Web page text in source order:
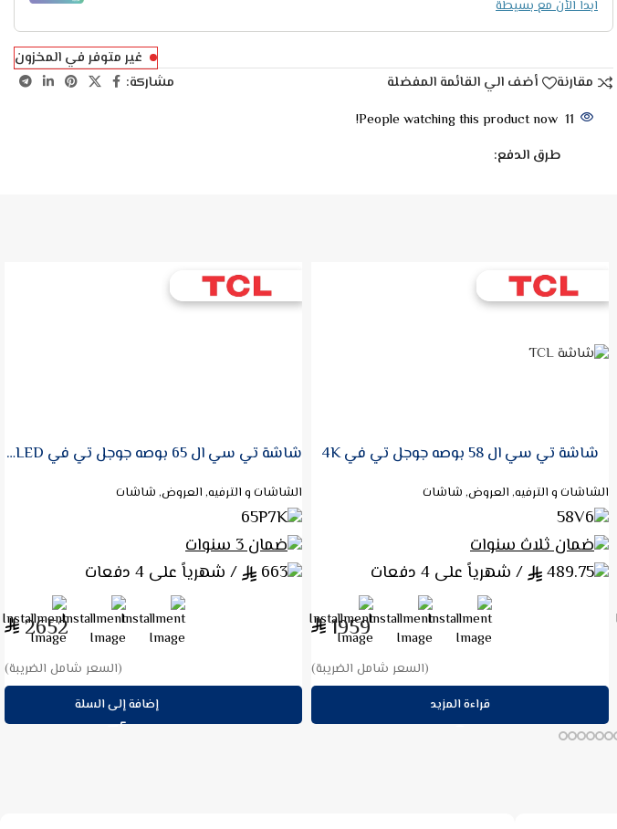
ابدا الأن مع بسيطة
غير متوفر في المخزون
مقارنة
أضف الي القائمة المفضلة
مشاركة:
11
People watching this product now!
طرق الدفع:
الشاشات و الترفيه, العروض, شاشات
65P7K
ضمان 3 سنوات
663
/ شهرياً على 4 دفعات
2652
(السعر شامل الضريبة)
إضافة إلى السلة
شاشة جريس 42 بوصه SMART
الشاشات و الترفيه
GRT42F
ضمان سنتان
205.5
/ شهرياً على 4 دفعات
822
(السعر شامل الضريبة)
قراءة المزيد